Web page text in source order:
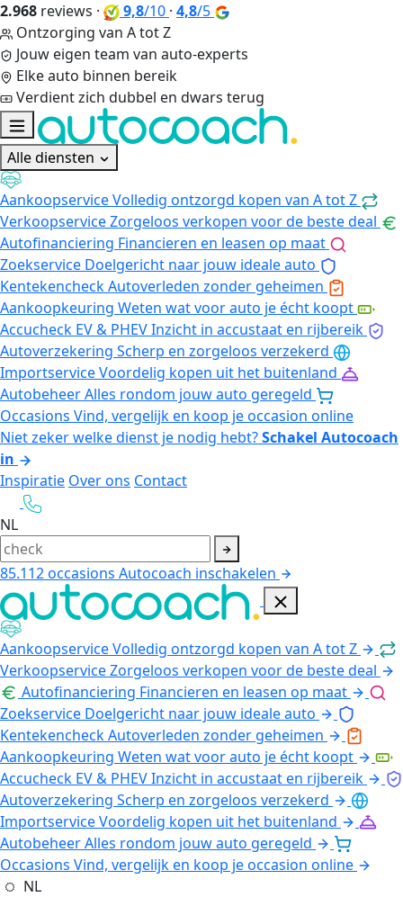
2.968 reviews · 9,8/10 · 4,8/5
Ontzorging van A tot Z
Jouw eigen team van auto-experts
Elke auto binnen bereik
Verdient zich dubbel en dwars terug
Alle diensten
AankoopserviceVolledig ontzorgd kopen van A tot Z
VerkoopserviceZorgeloos verkopen voor de beste deal
Autofinanciering Financieren en leasen op maat
Zoekservice Doelgericht naar jouw ideale auto
KentekencheckAutoverleden zonder geheimen
Aankoopkeuring Weten wat voor auto je écht koopt
Accucheck EV & PHEVInzicht in accustaat en rijbereik
Autoverzekering Scherp en zorgeloos verzekerd
ImportserviceVoordelig kopen uit het buitenland
AutobeheerAlles rondom jouw auto geregeld
Occasions Vind, vergelijk en koop je occasion online
Niet zeker welke dienst je nodig hebt?Schakel Autocoach
in
Inspiratie Over ons Contact
NL
85.112occasions Autocoach inschakelen
AankoopserviceVolledig ontzorgd kopen van A tot Z
VerkoopserviceZorgeloos verkopen voor de beste deal
Autofinanciering Financieren en leasen op maat
Zoekservice Doelgericht naar jouw ideale auto
KentekencheckAutoverleden zonder geheimen
Aankoopkeuring Weten wat voor auto je écht koopt
Accucheck EV & PHEVInzicht in accustaat en rijbereik
Autoverzekering Scherp en zorgeloos verzekerd
ImportserviceVoordelig kopen uit het buitenland
AutobeheerAlles rondom jouw auto geregeld
Occasions Vind, vergelijk en koop je occasion online
NL